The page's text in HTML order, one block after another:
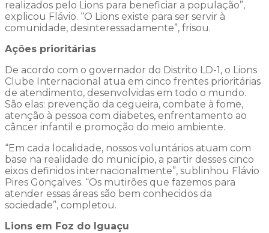
realizados pelo Lions para beneficiar a população”,
explicou Flávio. “O Lions existe para ser servir à
comunidade, desinteressadamente”, frisou.
Ações prioritárias
De acordo com o governador do Distrito LD-1, o Lions
Clube Internacional atua em cinco frentes prioritárias
de atendimento, desenvolvidas em todo o mundo.
São elas: prevenção da cegueira, combate à fome,
atenção à pessoa com diabetes, enfrentamento ao
câncer infantil e promoção do meio ambiente.
“Em cada localidade, nossos voluntários atuam com
base na realidade do município, a partir desses cinco
eixos definidos internacionalmente”, sublinhou Flávio
Pires Gonçalves. “Os mutirões que fazemos para
atender essas áreas são bem conhecidos da
sociedade”, completou.
Lions em Foz do Iguaçu